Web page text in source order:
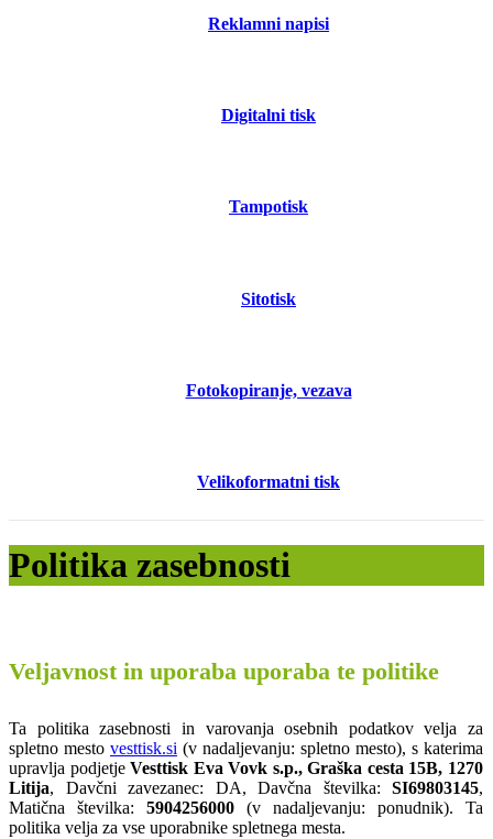
Reklamni napisi
Digitalni tisk
Tampotisk
Sitotisk
Fotokopiranje, vezava
Velikoformatni tisk
Politika zasebnosti
Veljavnost in uporaba uporaba te politike
Ta politika zasebnosti in varovanja osebnih podatkov velja za
spletno mesto vesttisk.si (v nadaljevanju: spletno mesto), s katerima
upravlja podjetjeVesttisk Eva Vovk s.p., Graška cesta 15B, 1270
Litija, Davčni zavezanec: DA, Davčna številka: SI69803145,
Matična številka: 5904256000 (v nadaljevanju: ponudnik). Ta
politika velja za vse uporabnike spletnega mesta.